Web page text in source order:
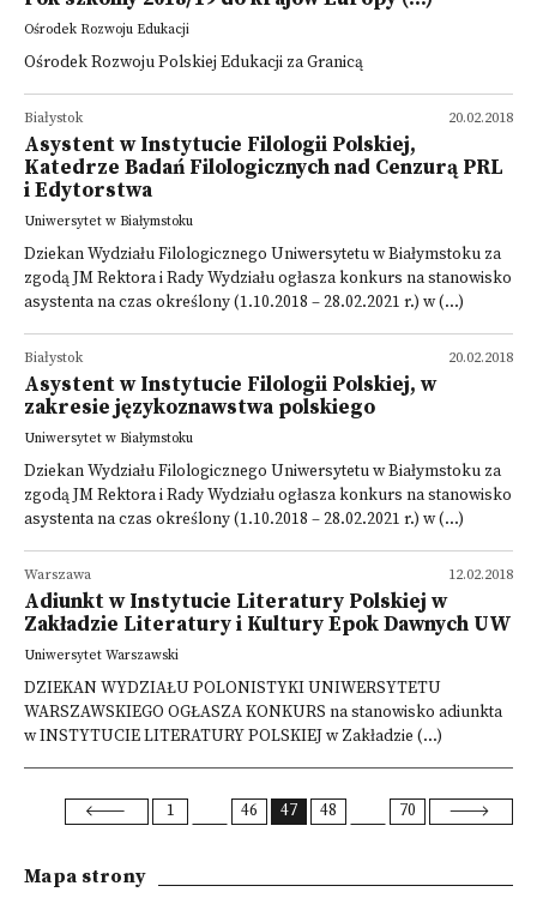
Ośrodek Rozwoju Edukacji
Ośrodek Rozwoju Polskiej Edukacji za Granicą
20.02.2018
Białystok
Asystent w Instytucie Filologii Polskiej,
Katedrze Badań Filologicznych nad Cenzurą PRL
i Edytorstwa
Uniwersytet w Białymstoku
Dziekan Wydziału Filologicznego Uniwersytetu w Białymstoku za
zgodą JM Rektora i Rady Wydziału ogłasza konkurs na stanowisko
asystenta na czas określony (1.10.2018 – 28.02.2021 r.) w (...)
20.02.2018
Białystok
Asystent w Instytucie Filologii Polskiej, w
zakresie językoznawstwa polskiego
Uniwersytet w Białymstoku
Dziekan Wydziału Filologicznego Uniwersytetu w Białymstoku za
zgodą JM Rektora i Rady Wydziału ogłasza konkurs na stanowisko
asystenta na czas określony (1.10.2018 – 28.02.2021 r.) w (...)
12.02.2018
Warszawa
Adiunkt w Instytucie Literatury Polskiej w
Zakładzie Literatury i Kultury Epok Dawnych UW
Uniwersytet Warszawski
DZIEKAN WYDZIAŁU POLONISTYKI UNIWERSYTETU
WARSZAWSKIEGO OGŁASZA KONKURS na stanowisko adiunkta
w INSTYTUCIE LITERATURY POLSKIEJ w Zakładzie (...)
1 46 47 48 70
Mapa strony